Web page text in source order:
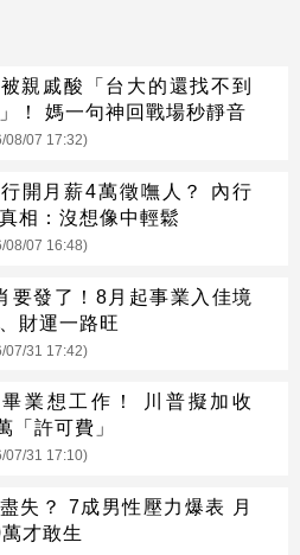
親戚酸「台大的還找不到
！ 媽一句神回戰場秒靜音
08/07 17:32)
開月薪4萬徵嘸人？ 內行
相：沒想像中輕鬆
08/07 16:48)
要發了！8月起事業入佳境
財運一路旺
07/31 17:42)
業想工作！ 川普擬加收
「許可費」
07/31 17:10)
失？ 7成男性壓力爆表 月
才敢生